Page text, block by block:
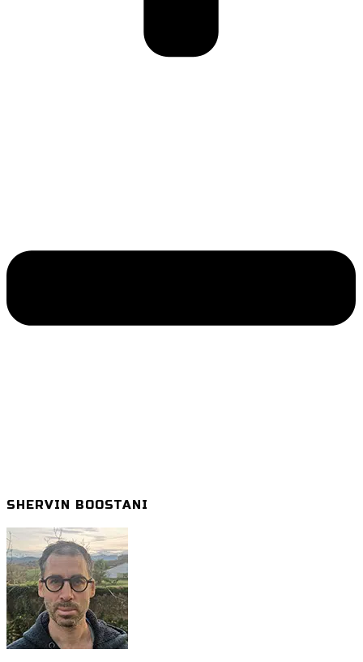
SHERVIN BOOSTANI